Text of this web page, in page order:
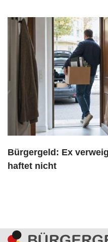
Bürgergeld: Ex
haftet nicht